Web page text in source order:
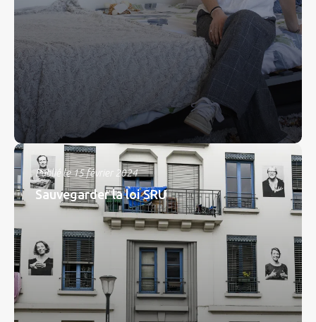
Publié le 15 février 2024
Sauvegarder la loi SRU